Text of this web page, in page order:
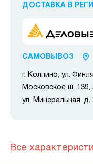
ДОСТАВКА В
САМОВЫВОЗ
г. Колпино, ул.
Московское ш.
ул. Минеральная, д.
Все